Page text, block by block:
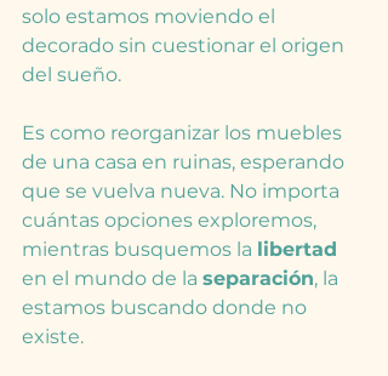
solo estamos moviendo el
decorado sin cuestionar el origen
del sueño.
Es como reorganizar los muebles
de una casa en ruinas, esperando
que se vuelva nueva. No importa
cuántas opciones exploremos,
mientras busquemos la libertad
en el mundo de la separación, la
estamos buscando donde no
existe.